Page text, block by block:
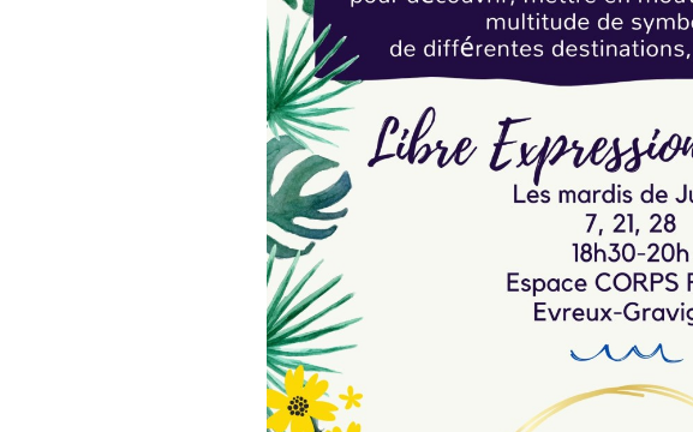
La Libre Expression Sensitive est accessible à
Osez essayer, découvrir, revenir
Les participantes ne souhaitant pas connaître
vous donne rendez-vous chaque semaine en
Les Tarifs : 18€ la séance, 15€ la séance pour
séance pour votre venue aux 3 séances.
Pour bénéficier de ces tarifs, votre inscription
dès la 1ère séance.
Si vous êtes intéressé.e, vous pouvez vous
paiement sécurisé.